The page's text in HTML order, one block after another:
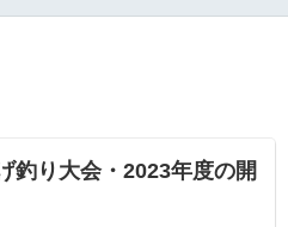
釣り大会・2023年度の開